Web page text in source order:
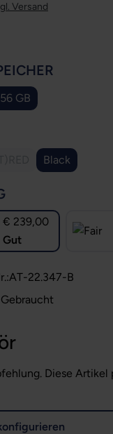
Versand
ist zurzeit nicht
GB
Option ist zurzeit
Black
€ 239,00
Gut
AT-22.347-B
Diese